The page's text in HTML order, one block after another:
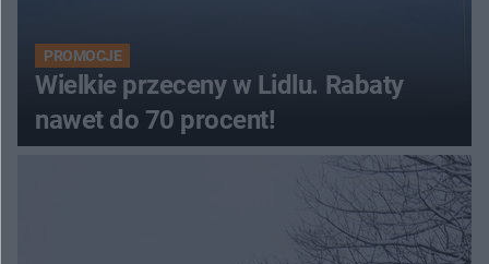
PROMOCJE
Wielkie przeceny w Lidlu. Rabaty
nawet do 70 procent!